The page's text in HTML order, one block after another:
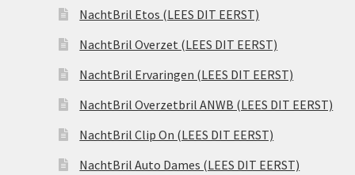
NachtBril Etos (LEES DIT EERST)
NachtBril Overzet (LEES DIT EERST)
NachtBril Ervaringen (LEES DIT EERST)
NachtBril Overzetbril ANWB (LEES DIT EERST)
NachtBril Clip On (LEES DIT EERST)
NachtBril Auto Dames (LEES DIT EERST)